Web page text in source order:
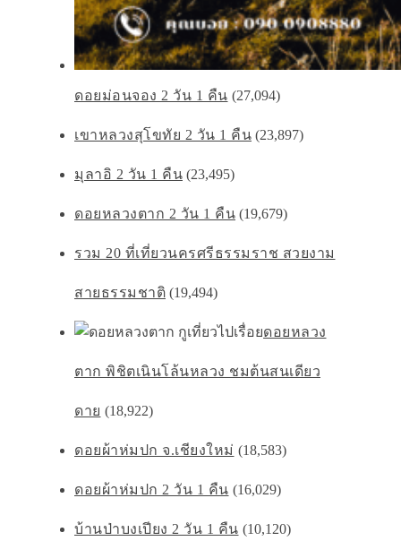
ดอยม่อนจอง 2 วัน 1 คืน (27,094)
เขาหลวงสุโขทัย 2 วัน 1 คืน (23,897)
มุลาอิ 2 วัน 1 คืน (23,495)
ดอยหลวงตาก 2 วัน 1 คืน (19,679)
รวม 20 ที่เที่ยวนครศรีธรรมราช สวยงาม
สายธรรมชาติ (19,494)
ดอยหลวง
ตาก พิชิตเนินโล้นหลวง ชมต้นสนเดียว
ดาย (18,922)
ดอยผ้าห่มปก จ.เชียงใหม่ (18,583)
ดอยผ้าห่มปก 2 วัน 1 คืน (16,029)
บ้านป่าบงเปียง 2 วัน 1 คืน (10,120)